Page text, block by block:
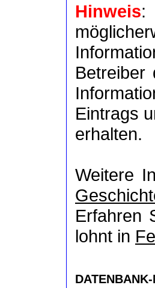
Hinweis:
Eintrags
erhalten.
Weitere
Erfahren
lohnt in